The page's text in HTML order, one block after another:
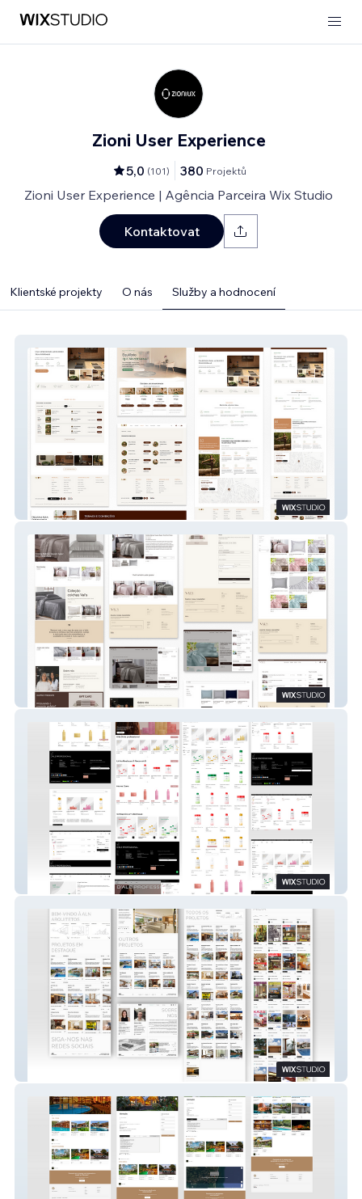
Zioni User Experience
5,0 (101) 380 Projektů
Zioni User Experience | Agência Parceira Wix Studio
Kontaktovat
Klientské projekty O nás Služby a hodnocení
BeOM Body Mind Soul
Val's Enxováis
Dale Professional